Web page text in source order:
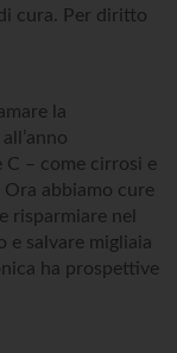
cura. Per diritto
la
C – come cirrosi e
abbiamo cure
risparmiare nel
e salvare migliaia
ha prospettive